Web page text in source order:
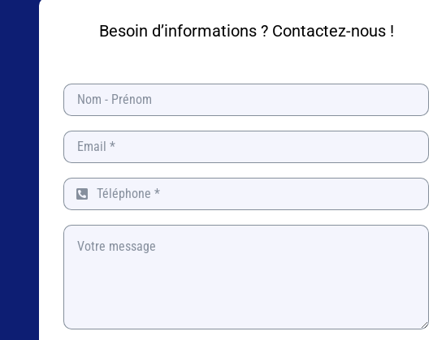
Besoin d’informations ? Contactez-nous !